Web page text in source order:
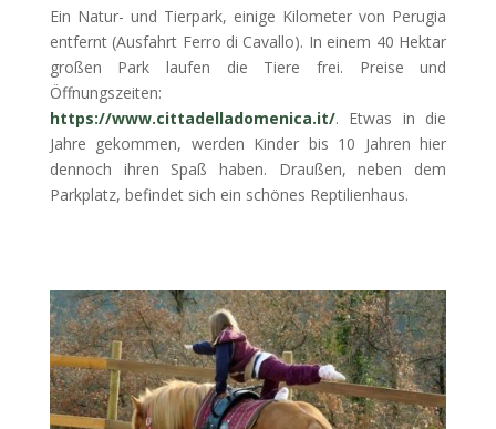
Ein Natur- und Tierpark, einige Kilometer von Perugia
entfernt (Ausfahrt Ferro di Cavallo). In einem 40 Hektar
großen Park laufen die Tiere frei. Preise und
Öffnungszeiten:
https://www.cittadelladomenica.it/. Etwas in die
Jahre gekommen, werden Kinder bis 10 Jahren hier
dennoch ihren Spaß haben. Draußen, neben dem
Parkplatz, befindet sich ein schönes Reptilienhaus.